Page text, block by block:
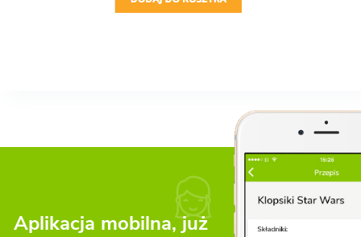
Aplikacja mobilna, już